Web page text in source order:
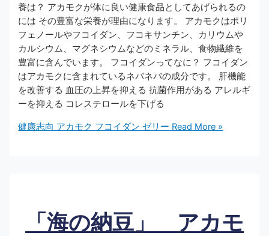
養は？ アカモクが体に良い健康食品としてあげられるの
には その豊富な栄養が理由になります。 アカモクはポリ
フェノールやフコイダン、フコキサンチン、カリウムや
カルシウム、マグネシウムなどのミネラル、食物繊維を
豊富に含んでいます。 フコイダンってなに？ フコイダン
はアカモクに含まれているネバネバの成分です。 肝機能
を改善する 血圧の上昇を抑える 抗菌作用がある アレルギ
ーを抑える コレステロールを下げる
健康志向 アカモク フコイダン ゼリー Read More »
「海の納豆」 アカモ